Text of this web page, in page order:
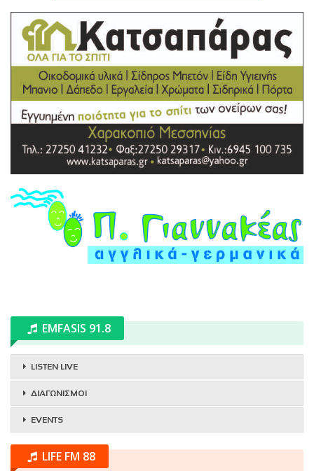
EMFASIS 91.8
LISTEN LIVE
ΔΙΑΓΩΝΙΣΜΟΙ
EVENTS
LIFE FM 88